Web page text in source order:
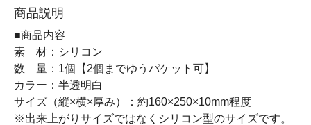
商品説明
■商品内容
素 材：シリコン
数 量：1個【2個までゆうパケット可】
カラー：半透明白
サイズ（縦×横×厚み）：約160×250×10mm程度
※出来上がりサイズではなくシリコン型のサイズです。